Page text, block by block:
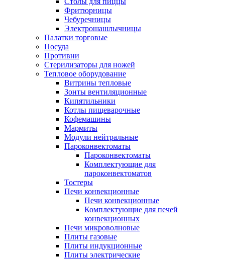
Фритюрницы
Чебуречницы
Электрошашлычницы
Палатки торговые
Посуда
Противни
Стерилизаторы для ножей
Тепловое оборудование
Витрины тепловые
Зонты вентиляционные
Кипятильники
Котлы пищеварочные
Кофемашины
Мармиты
Модули нейтральные
Пароконвектоматы
Пароконвектоматы
Комплектующие для
пароконвектоматов
Тостеры
Печи конвекционные
Печи конвекционные
Комплектующие для печей
конвекционных
Печи микроволновые
Плиты газовые
Плиты индукционные
Плиты электрические